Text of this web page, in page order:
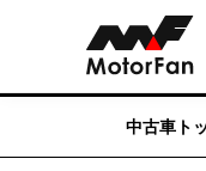
中古車ト